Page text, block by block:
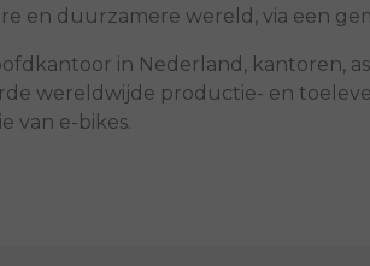
en duurzamere wereld, via een
in Nederland, kantoren,
wereldwijde productie- en
van e-bikes.